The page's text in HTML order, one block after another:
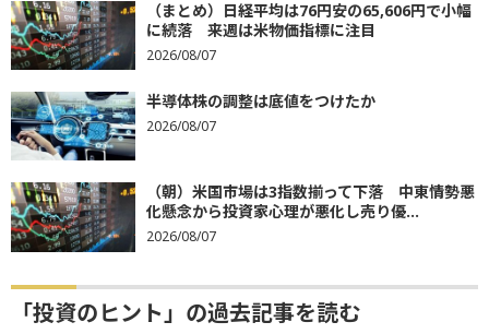
（まとめ）日経平均は76円安の65,606円で小幅
に続落 来週は米物価指標に注目
2026/08/07
半導体株の調整は底値をつけたか
2026/08/07
（朝）米国市場は3指数揃って下落 中東情勢悪
化懸念から投資家心理が悪化し売り優...
2026/08/07
「投資のヒント」の過去記事を読む